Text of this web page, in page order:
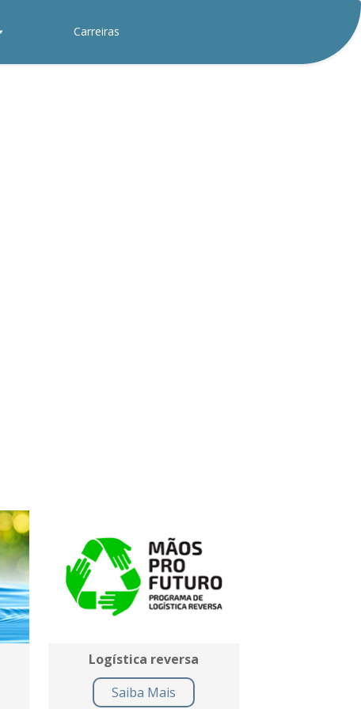
Carreiras
Logística reversa
Saiba Mais